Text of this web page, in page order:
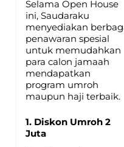
Selama Open House
ini, Saudaraku
menyediakan
penawaran spesial
untuk memudahkan
para calon jamaah
mendapatkan
program umroh
maupun haji terbaik.
1. Diskon Umroh 2
Juta